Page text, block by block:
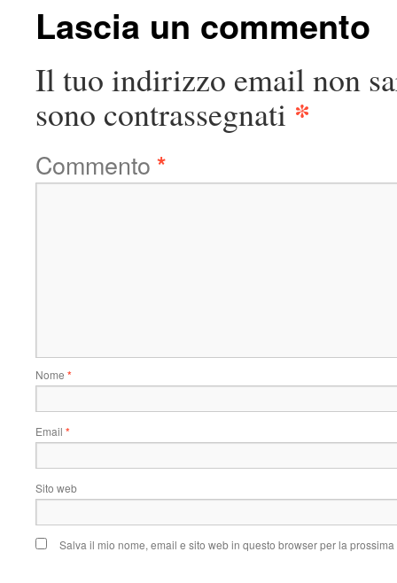
Lascia un commento
Il tuo indirizzo email non
sono contrassegnati *
Commento *
Nome *
Email *
Sito web
Salva il mio nome, email e sito web in questo browser per la